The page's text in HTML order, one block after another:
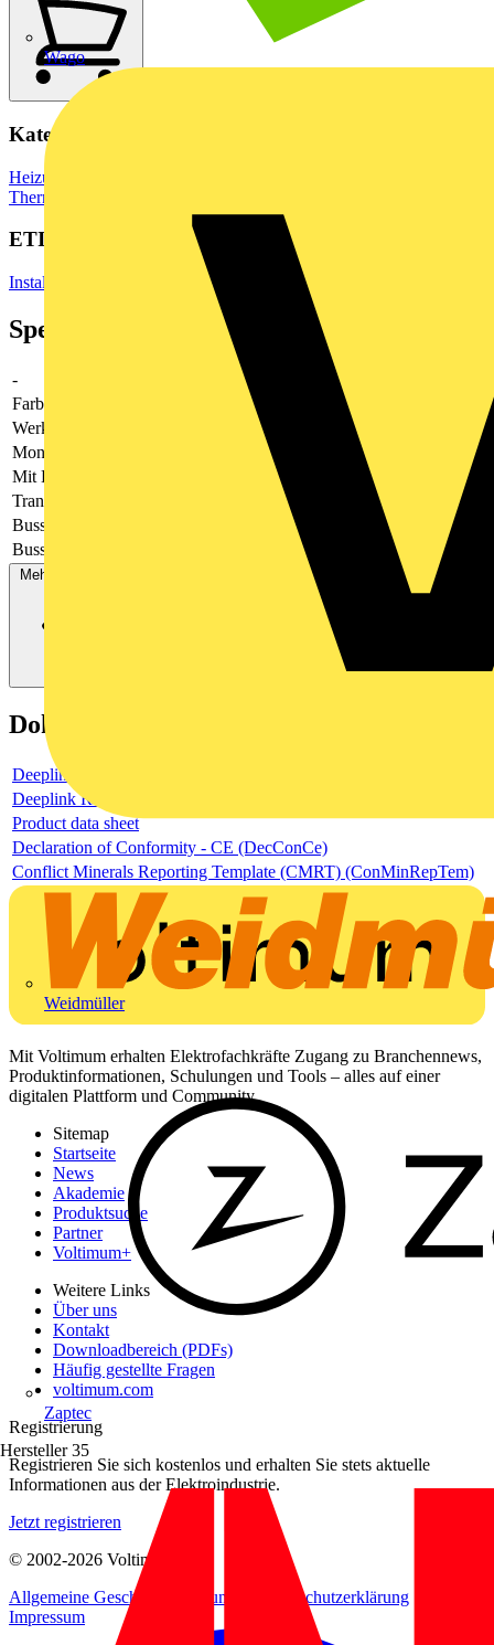
Wago
Weidmüller
Zaptec
Hersteller 35
Kategorien
Heizung & Lüftung
Thermostate
ETIM Group
Installationsbussysteme
Spezifikationen
-
Farbe
Werkstoff
Montageart
Mit Display
Transparent
Bussystem KNX
Bussystem LON
Mehr anzeigen
Dokumente
Deeplink product page
Deeplink REACH
Product data sheet
Declaration of Conformity - CE (DecConCe)
Conflict Minerals Reporting Template (CMRT) (ConMinRepTem)
Mit Voltimum erhalten Elektrofachkräfte Zugang zu Branchennews,
Produktinformationen, Schulungen und Tools – alles auf einer
digitalen Plattform und Community.
Sitemap
Startseite
News
Akademie
Produktsuche
Partner
Voltimum+
Weitere Links
Über uns
Kontakt
Downloadbereich (PDFs)
Häufig gestellte Fragen
voltimum.com
Registrierung
Registrieren Sie sich kostenlos und erhalten Sie stets aktuelle
Informationen aus der Elektroindustrie.
Jetzt registrieren
© 2002-2026 Voltimum
Allgemeine Geschäftsbedingungen
Datenschutzerklärung
Impressum